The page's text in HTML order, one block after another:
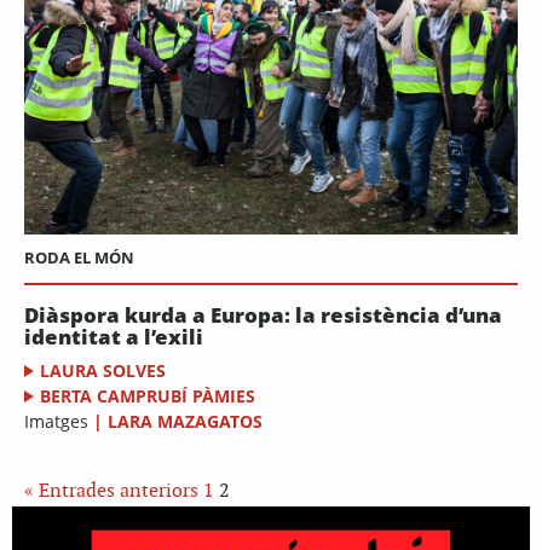
RODA EL MÓN
Diàspora kurda a Europa: la resistència d’una
identitat a l’exili
LAURA SOLVES
BERTA CAMPRUBÍ PÀMIES
Imatges | LARA MAZAGATOS
« Entrades anteriors 1 2